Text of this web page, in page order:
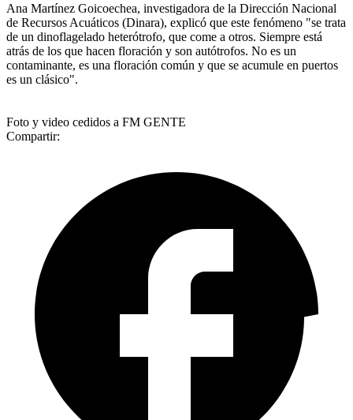
Ana Martínez Goicoechea, investigadora de la Dirección Nacional
de Recursos Acuáticos (Dinara), explicó que este fenómeno "se trata
de un dinoflagelado heterótrofo, que come a otros. Siempre está
atrás de los que hacen floración y son autótrofos. No es un
contaminante, es una floración común y que se acumule en puertos
es un clásico".
Foto y video cedidos a FM GENTE
Compartir: